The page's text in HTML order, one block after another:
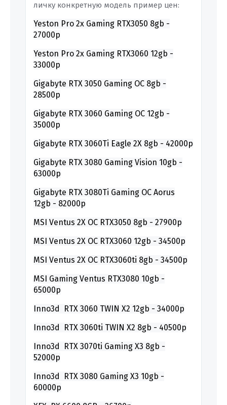
личку конкретную модель пример цен:
Yeston Pro 2x Gaming RTX3050 8gb -
27000р
Yeston Pro 2x Gaming RTX3060 12gb -
33000р
Gigabyte RTX 3050 Gaming OC 8gb -
28500р
Gigabyte RTX 3060 Gaming OC 12gb -
35000р
Gigabyte RTX 3060Ti Eagle 2X 8gb - 42000р
Gigabyte RTX 3080 Gaming Vision 10gb -
63000р
Gigabyte RTX 3080Ti Gaming OC Aorus
12gb - 82000р
MSI Ventus 2X OC RTX3050 8gb - 27900р
MSI Ventus 2X OC RTX3060 12gb - 34500р
MSI Ventus 2X OC RTX3060ti 8gb - 34500р
MSI Gaming Ventus RTX3080 10gb -
65000р
Inno3d RTX 3060 TWIN X2 12gb - 34000р
Inno3d RTX 3060ti TWIN X2 8gb - 40500р
Inno3d RTX 3070ti Gaming X3 8gb -
52000р
Inno3d RTX 3080 Gaming X3 10gb -
60000р